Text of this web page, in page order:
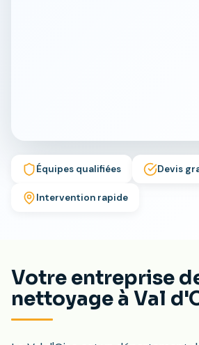
Équipes qualifiées Devis
Intervention rapide
Votre entreprise
nettoyage à Val